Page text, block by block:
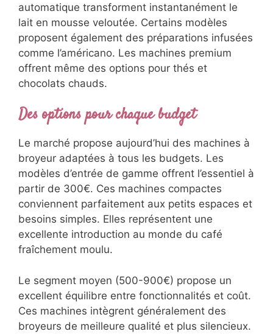
automatique transforment instantanément le
lait en mousse veloutée. Certains modèles
proposent également des préparations infusées
comme l’américano. Les machines premium
offrent même des options pour thés et
chocolats chauds.
Des options pour chaque budget
Le marché propose aujourd’hui des machines à
broyeur adaptées à tous les budgets. Les
modèles d’entrée de gamme offrent l’essentiel à
partir de 300€. Ces machines compactes
conviennent parfaitement aux petits espaces et
besoins simples. Elles représentent une
excellente introduction au monde du café
fraîchement moulu.
Le segment moyen (500-900€) propose un
excellent équilibre entre fonctionnalités et coût.
Ces machines intègrent généralement des
broyeurs de meilleure qualité et plus silencieux.